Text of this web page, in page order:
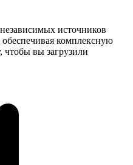
источников
комплексную
чтобы вы загрузили